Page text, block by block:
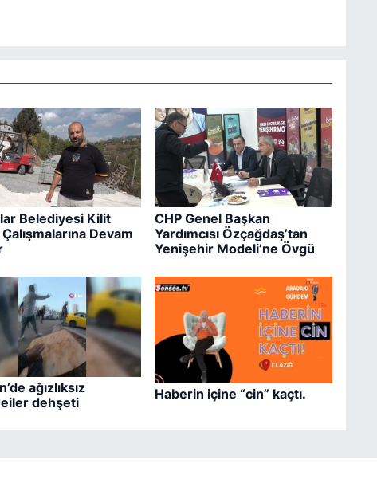
Belediyesi Kilit
Devam
CHP Genel Başkan
Yardımcısı Özçağdaş’tan
Yenişehir Modeli’ne Övgü
ağızlıksız
dehşeti
Haberin içine “cin” kaçtı.